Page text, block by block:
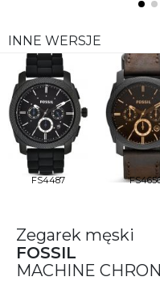
INNE WERSJE
FS4487
Zegarek męski
FOSSIL
MACHINE